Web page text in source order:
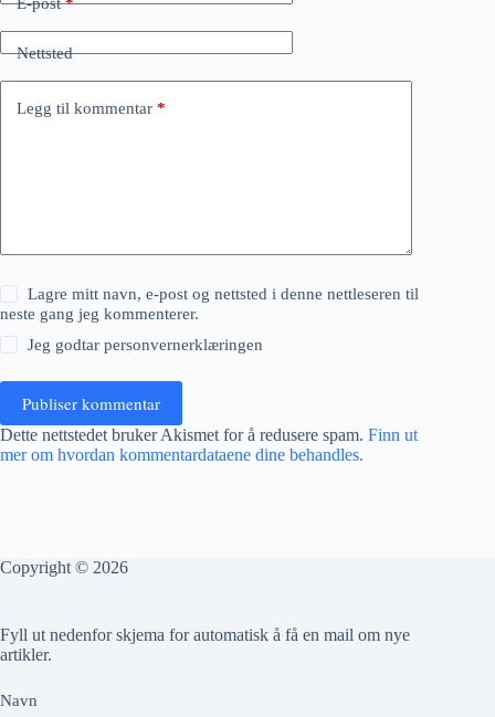
Nettsted
Legg til kommentar *
Lagre mitt navn, e-post og nettsted i denne nettleseren til
neste gang jeg kommenterer.
Jeg godtarpersonvernerklæringen
Publiser kommentar
Dette nettstedet bruker Akismet for å redusere spam. Finn ut
mer om hvordan kommentardataene dine behandles.
Copyright © 2026
Fyll ut nedenfor skjema for automatisk å få en mail om nye
artikler.
Navn